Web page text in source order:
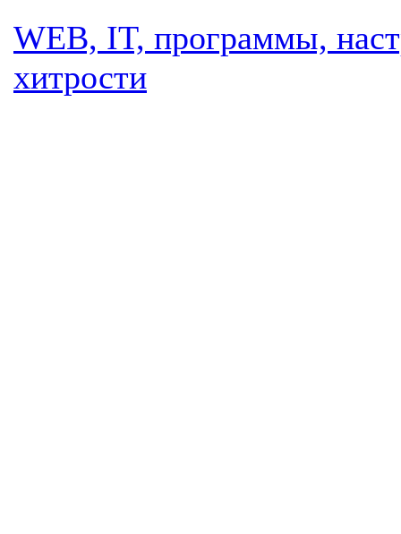
WEB, IT, программы,
хитрости